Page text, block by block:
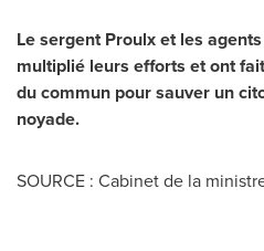
Le sergent Proulx et les
multiplié leurs efforts et ont
du commun pour sauver un
noyade.
SOURCE : Cabinet de la